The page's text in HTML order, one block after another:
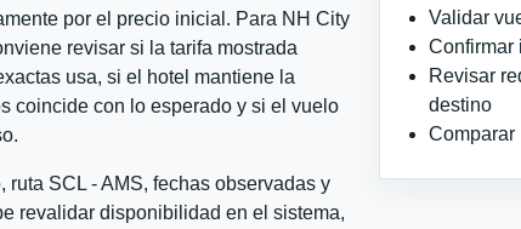
por el precio inicial. Para NH City
revisar si la tarifa mostrada
usa, si el hotel mantiene la
coincide con lo esperado y si el vuelo
SCL - AMS, fechas observadas y
revalidar disponibilidad en el sistema,
Validar
Confirmar
Revisar
destino
Comparar